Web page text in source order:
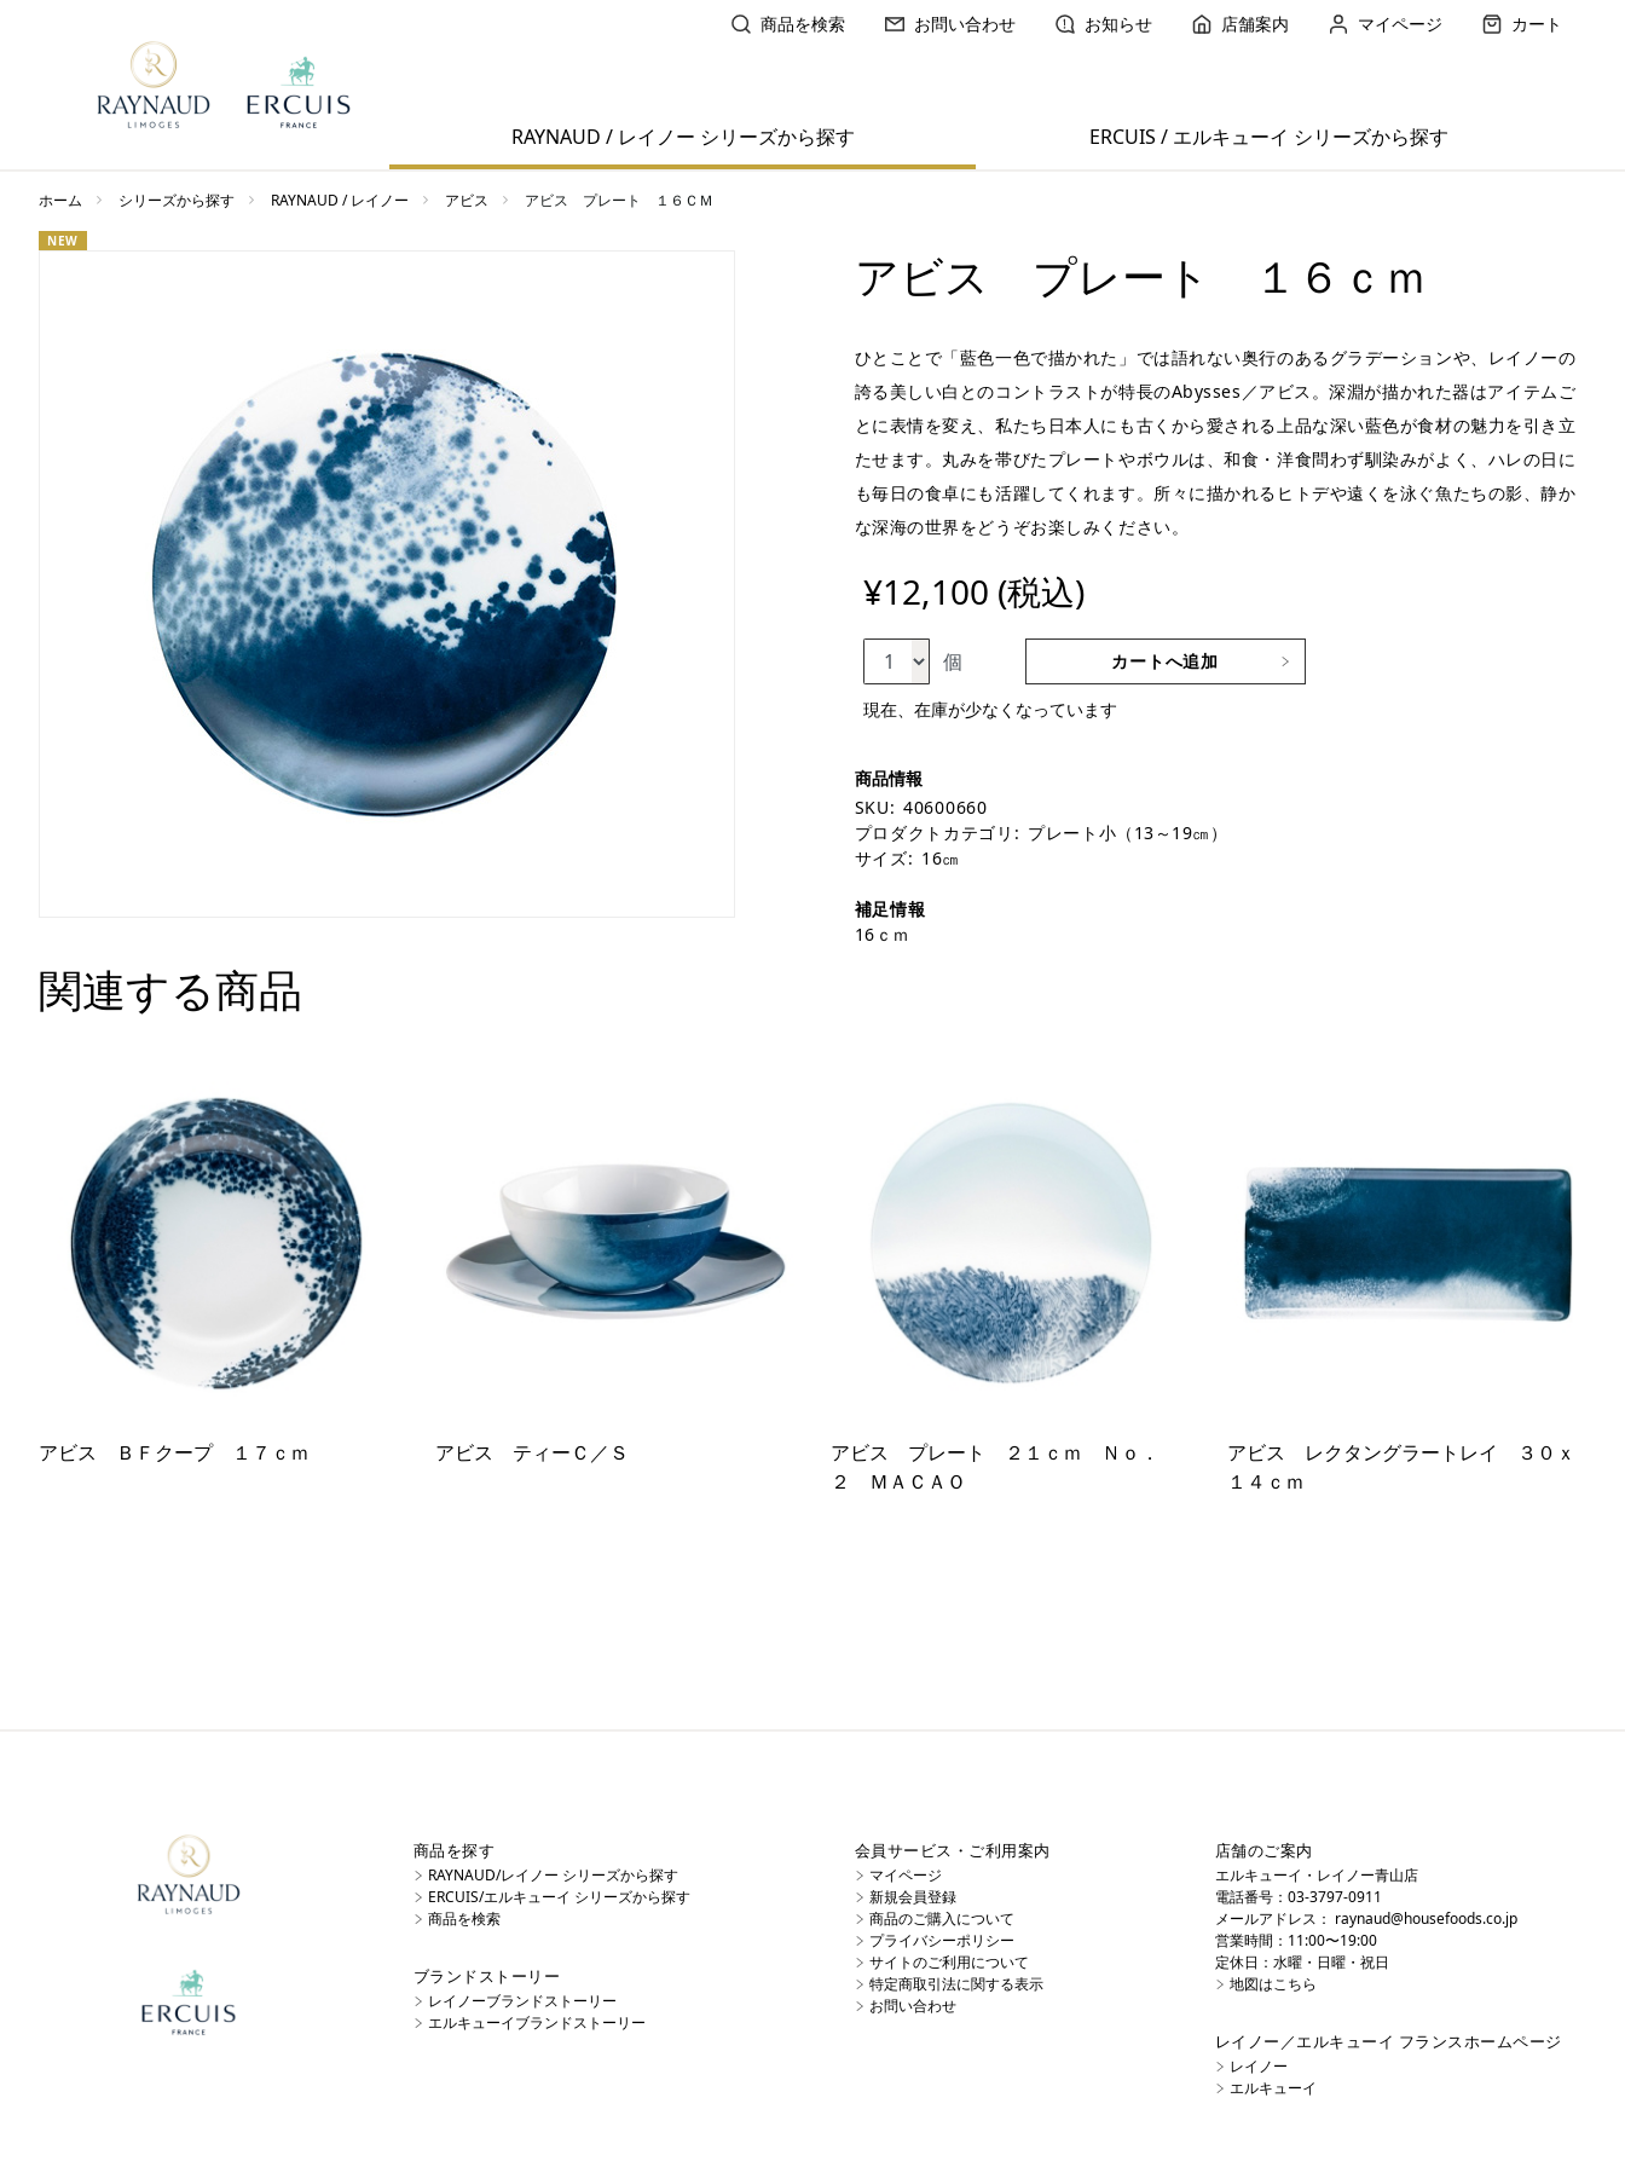
商品を検索 お問い合わせ お知らせ 店舗案内 マイページ カート
RAYNAUD / レイノー シリーズから探す ERCUIS / エルキューイ シリーズから探す
ホーム シリーズから探す RAYNAUD / レイノー アビス アビス プレート １６ＣＭ
アビス プレート １６ｃｍ
ひとことで「藍色一色で描かれた」では語れない奥行のあるグラデーションや、レイノーの
誇る美しい白とのコントラストが特長のAbysses／アビス。深淵が描かれた器はアイテムご
とに表情を変え、私たち日本人にも古くから愛される上品な深い藍色が食材の魅力を引き立
たせます。丸みを帯びたプレートやボウルは、和食・洋食問わず馴染みがよく、ハレの日に
も毎日の食卓にも活躍してくれます。所々に描かれるヒトデや遠くを泳ぐ魚たちの影、静か
な深海の世界をどうぞお楽しみください。
¥12,100 (税込)
個 カートへ追加
現在、在庫が少なくなっています
SKU: 40600660
NEW
プロダクトカテゴリ: プレート小（13～19㎝）
サイズ: 16㎝
補足情報
16ｃｍ
関連する商品
アビス ＢＦクープ １７ｃｍ アビス ティーＣ／Ｓ
アビス プレート ２１ｃｍ Ｎｏ．
２ ＭＡＣＡＯ
アビス レクタングラートレイ ３０ｘ
１４ｃｍ
商品を探す
RAYNAUD/レイノー シリーズから探す
ERCUIS/エルキューイ シリーズから探す
商品を検索
ブランドストーリー
レイノーブランドストーリー
エルキューイブランドストーリー
会員サービス・ご利用案内
マイページ
新規会員登録
商品のご購入について
プライバシーポリシー
サイトのご利用について
特定商取引法に関する表示
お問い合わせ
店舗のご案内
エルキューイ・レイノー青山店
電話番号：03-3797-0911
メールアドレス： raynaud@housefoods.co.jp
営業時間：11:00〜19:00
定休日：水曜・日曜・祝日
地図はこちら
レイノー／エルキューイ フランスホームページ
レイノー
エルキューイ